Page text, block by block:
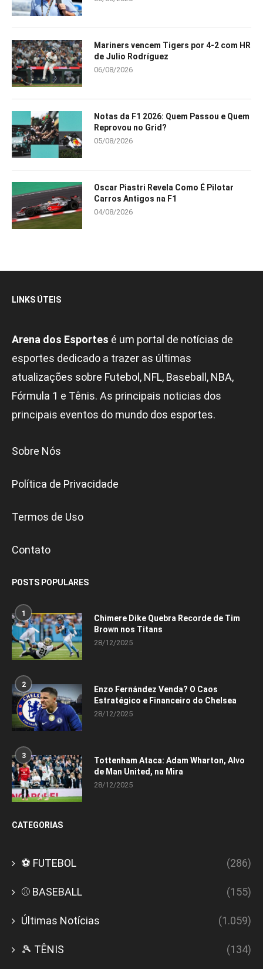
Mariners vencem Tigers por 4-2 com HR
de Julio Rodríguez
06/08/2026
Notas da F1 2026: Quem Passou e Quem
Reprovou no Grid?
05/08/2026
Oscar Piastri Revela Como É Pilotar
Carros Antigos na F1
04/08/2026
LINKS ÚTEIS
Arena dos Esportes é um portal de notícias de
esportes dedicado a trazer as últimas
atualizações sobre Futebol, NFL, Baseball, NBA,
Fórmula 1 e Tênis. As principais noticias dos
principais eventos do mundo dos esportes.
Sobre Nós
Política de Privacidade
Termos de Uso
Contato
POSTS POPULARES
1
Chimere Dike Quebra Recorde de Tim
Brown nos Titans
28/12/2025
2
Enzo Fernández Venda? O Caos
Estratégico e Financeiro do Chelsea
28/12/2025
3
Tottenham Ataca: Adam Wharton, Alvo
de Man United, na Mira
28/12/2025
CATEGORIAS
⚽ FUTEBOL (286)
⚾ BASEBALL (155)
Últimas Notícias (1.059)
🎾 TÊNIS (134)